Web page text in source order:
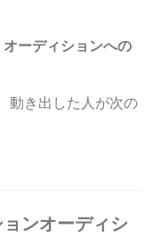
ーディションへの
動き出した人が次の
ンオーディシ